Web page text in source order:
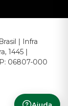
Ajuda
| Infra
1445 |
06807-000